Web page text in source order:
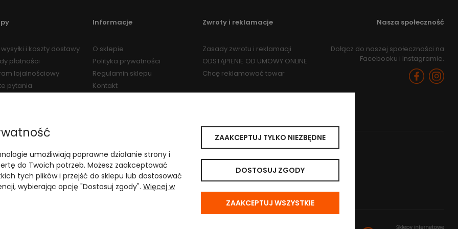
i koszty dostawy
płatności
lojalnościowy
pytania
Informacje
O sklepie
Polityka prywatności
Regulamin sklepu
Kontakt
Zwroty i reklamacje
Zasady zwrotu i reklamacji
ODSTĄPIENIE OD UMOWY ONLINE
Chcę reklamować towar
Nasza społeczność
Dołącz do naszej społeczności na
Facebooku i Instagramie.
weterynaryjnymi
w Katowicach
umożliwiają poprawne działanie strony i
do Twoich potrzeb. Możesz zaakceptować
tych plików i przejść do sklepu lub dostosować
wybierając opcję "Dostosuj zgody". Więcej w
ZAAKCEPTUJ TYLKO NIEZBĘDNE
DOSTOSUJ ZGODY
ZAAKCEPTUJ WSZYSTKIE